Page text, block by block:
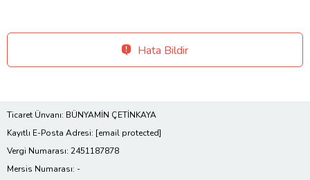
Hata Bildir
Ticaret Ünvanı: BÜNYAMİN ÇETİNKAYA
Kayıtlı E-Posta Adresi: [email protected]
Vergi Numarası: 2451187878
Mersis Numarası: -